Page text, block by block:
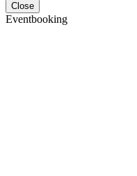
Close
Eventbooking